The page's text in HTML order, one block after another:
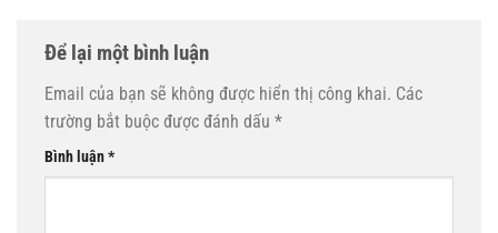
Để lại một bình luận
Email của bạn sẽ không được hiển thị công khai. Các
trường bắt buộc được đánh dấu *
Bình luận*